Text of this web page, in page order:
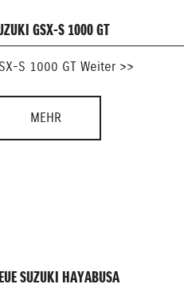
GSX-S 1000 GT
S 1000 GT Weiter >>
MEHR
SUZUKI HAYABUSA